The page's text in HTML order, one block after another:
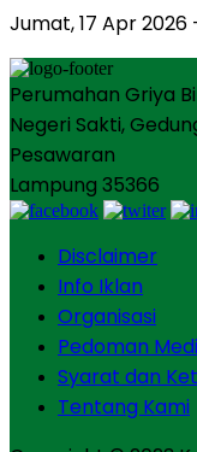
Jumat, 17 Apr 2026
Perumahan Griya
Negeri Sakti,
Pesawaran
Lampung 35366
Disclaimer
Info Iklan
Organisasi
Pedoman
Syarat dan
Tentang Kami